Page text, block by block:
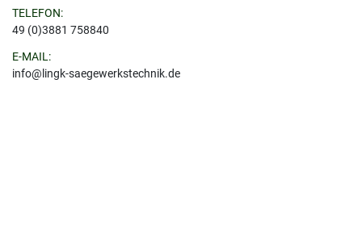
TELEFON:
49 (0)3881 758840
E-MAIL:
info@lingk-saegewerkstechnik.de